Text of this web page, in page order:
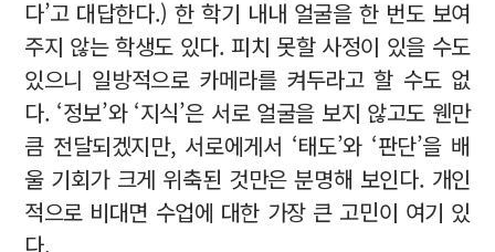
다’고 대답한다.) 한 학기 내내 얼굴을 한 번도 보여
주지 않는 학생도 있다. 피치 못할 사정이 있을 수도
있으니 일방적으로 카메라를 켜두라고 할 수도 없
다. ‘정보’와 ‘지식’은 서로 얼굴을 보지 않고도 웬만
큼 전달되겠지만, 서로에게서 ‘태도’와 ‘판단’을 배
울 기회가 크게 위축된 것만은 분명해 보인다. 개인
적으로 비대면 수업에 대한 가장 큰 고민이 여기 있
다.